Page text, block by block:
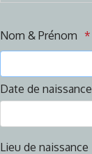
Nom & Prénom
Date de naissance
Lieu de naissance